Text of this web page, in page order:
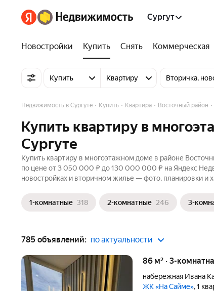
Сургут
Новостройки Купить Снять Коммерческая
Купить Квартиру Вторичка,
Недвижимость в Сургуте Купить Квартира Восточный район
Купить квартиру в
Сургуте
Купить квартиру в многоэтажном доме в районе
по цене от 3 050 000 ₽ до 130 000 000 ₽ на Яндекс
новостройках и вторичном жилье — фото, планировки и
1-комнатные 318 2-комнатные 246 3-
785 объявлений: по актуальности
86 м² · 3-
набережная Ивана
ЖК «На Сайме», 1